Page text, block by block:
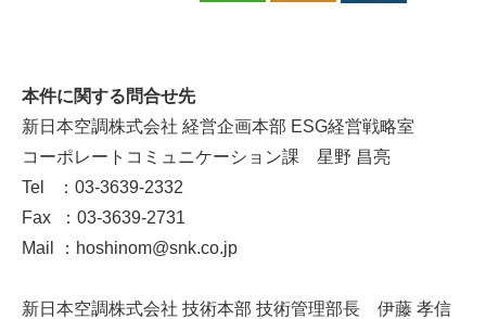
本件に関する問合せ先
新日本空調株式会社 経営企画本部 ESG経営戦略室
コーポレートコミュニケーション課 星野 昌亮
Tel ：03-3639-2332
Fax ：03-3639-2731
Mail ：hoshinom@snk.co.jp
新日本空調株式会社 技術本部 技術管理部長 伊藤 孝信